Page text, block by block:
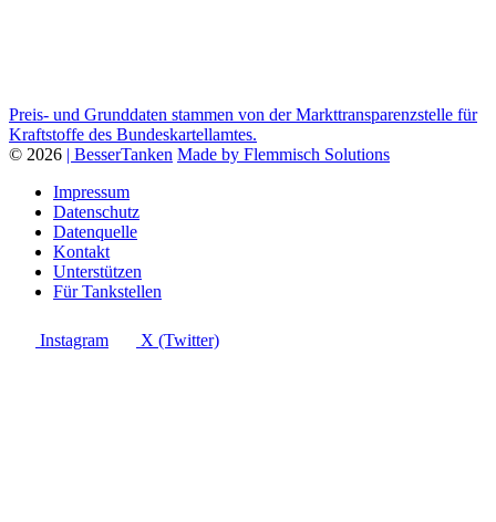
Preis- und Grunddaten stammen von der Markttransparenzstelle für
Kraftstoffe des Bundeskartellamtes.
© 2026 | BesserTanken Made by Flemmisch Solutions
Impressum
Datenschutz
Datenquelle
Kontakt
Unterstützen
Für Tankstellen
Instagram X (Twitter)